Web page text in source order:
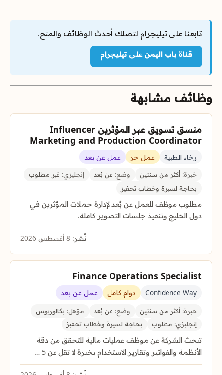
تابعنا على تيليجرام لتصلك أحدث الوظائف والمنح.
قناة باب اليمن على تيليجرام
وظائف مشابهة
منسق تسويق عبر المؤثرين Influencer
Marketing and Production Coordinator
رخاء الطبية عمل حر عمل عن بعد
خبرة: أكثر من سنتين وضع: عن بُعد إنجليزي: غير مطلوب
بحاجة لسيرة وخطاب تحفيز
مطلوب موظف للعمل عن بُعد لإدارة حملات المؤثرين في
دول الخليج وتنفيذ جلسات التصوير كاملة.
نُشر:
Finance Operations Specialist
Confidence Way دوام كامل عمل عن بعد
خبرة: أكثر من سنتين وضع: عن بُعد مؤهل: بكالوريوس
إنجليزي: مطلوب بحاجة لسيرة وخطاب تحفيز
تبحث الشركة عن موظف عمليات مالية للتحقق من دقة
الأنظمة والفواتير وتقارير الاستخدام بخبرة لا تقل عن 5 …